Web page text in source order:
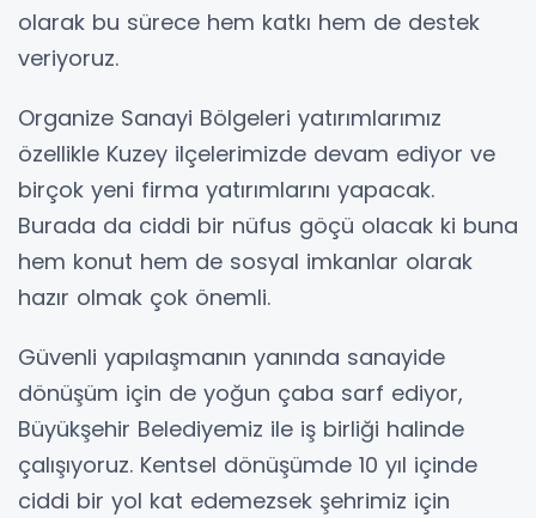
olarak bu sürece hem katkı hem de destek
veriyoruz.
Organize Sanayi Bölgeleri yatırımlarımız
özellikle Kuzey ilçelerimizde devam ediyor ve
birçok yeni firma yatırımlarını yapacak.
Burada da ciddi bir nüfus göçü olacak ki buna
hem konut hem de sosyal imkanlar olarak
hazır olmak çok önemli.
Güvenli yapılaşmanın yanında sanayide
dönüşüm için de yoğun çaba sarf ediyor,
Büyükşehir Belediyemiz ile iş birliği halinde
çalışıyoruz. Kentsel dönüşümde 10 yıl içinde
ciddi bir yol kat edemezsek şehrimiz için